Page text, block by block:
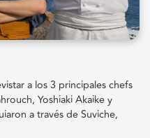
a los 3 principales chefs
Yoshiaki Akaike y
a través de Suviche,